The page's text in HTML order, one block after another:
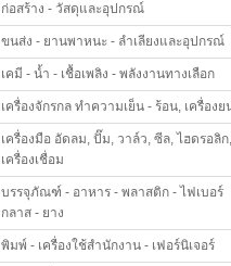
ก่อสร้าง - วัสดุและอุปกรณ์
ขนส่ง - ยานพาหนะ - ลำเลียงและอุปกรณ์
เคมี - น้ำ - เชื้อเพลิง - พลังงานทางเลือก
เครื่องจักรกล ทำความเย็น - ร้อน, เครื่องย
เครื่องมือ อัดลม, ปั๊ม, วาล์ว, ซีล, ไฮดรอลิก,
เครื่องเชื่อม
บรรจุภัณฑ์ - อาหาร - พลาสติก - ไฟเบอร์
กลาส - ยาง
พิมพ์ - เครื่องใช้สำนักงาน - เฟอร์นิเจอร์